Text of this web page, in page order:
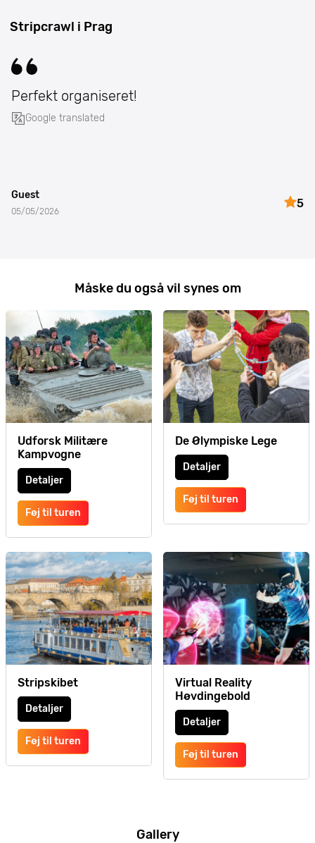
Stripcrawl i Prag
Perfekt organiseret!
Google translated
Guest
05/05/2026
5
Måske du også vil synes om
Udforsk Militære
Kampvogne
Detaljer
Føj til turen
De Ølympiske Lege
Detaljer
Føj til turen
Stripskibet
Detaljer
Føj til turen
Virtual Reality
Høvdingebold
Detaljer
Føj til turen
Gallery